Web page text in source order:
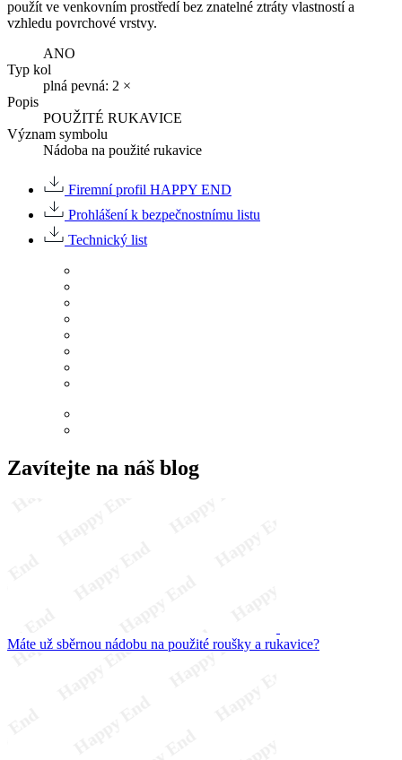
použít ve venkovním prostředí bez znatelné ztráty vlastností a
vzhledu povrchové vrstvy.
ANO
Typ kol
plná pevná: 2 ×
Popis
POUŽITÉ RUKAVICE
Význam symbolu
Nádoba na použité rukavice
Firemní profil HAPPY END
Prohlášení k bezpečnostnímu listu
Technický list
Zavítejte na náš blog
Máte už sběrnou nádobu na použité roušky a rukavice?